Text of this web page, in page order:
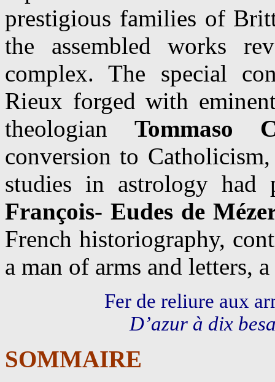
prestigious families of
the assembled works
complex. The special
Rieux forged with
theologian Tommaso
conversion to
studies in astrology had
François- Eudes de
French historiography,
a man of arms and letters,
Fer de reliure aux
D’azur à dix
SOMMAIRE